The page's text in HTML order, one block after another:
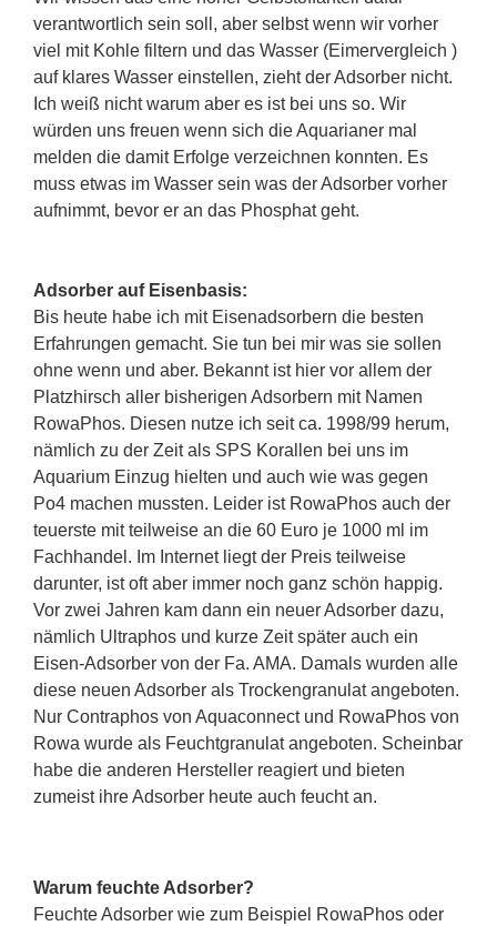
verantwortlich sein soll, aber selbst wenn wir vorher
viel mit Kohle filtern und das Wasser (Eimervergleich )
auf klares Wasser einstellen, zieht der Adsorber nicht.
Ich weiß nicht warum aber es ist bei uns so. Wir
würden uns freuen wenn sich die Aquarianer mal
melden die damit Erfolge verzeichnen konnten. Es
muss etwas im Wasser sein was der Adsorber vorher
aufnimmt, bevor er an das Phosphat geht.
Adsorber auf Eisenbasis:
Bis heute habe ich mit Eisenadsorbern die besten
Erfahrungen gemacht. Sie tun bei mir was sie sollen
ohne wenn und aber. Bekannt ist hier vor allem der
Platzhirsch aller bisherigen Adsorbern mit Namen
RowaPhos. Diesen nutze ich seit ca. 1998/99 herum,
nämlich zu der Zeit als SPS Korallen bei uns im
Aquarium Einzug hielten und auch wie was gegen
Po4 machen mussten. Leider ist RowaPhos auch der
teuerste mit teilweise an die 60 Euro je 1000 ml im
Fachhandel. Im Internet liegt der Preis teilweise
darunter, ist oft aber immer noch ganz schön happig.
Vor zwei Jahren kam dann ein neuer Adsorber dazu,
nämlich Ultraphos und kurze Zeit später auch ein
Eisen-Adsorber von der Fa. AMA. Damals wurden alle
diese neuen Adsorber als Trockengranulat angeboten.
Nur Contraphos von Aquaconnect und RowaPhos von
Rowa wurde als Feuchtgranulat angeboten. Scheinbar
habe die anderen Hersteller reagiert und bieten
zumeist ihre Adsorber heute auch feucht an.
Warum feuchte Adsorber?
Feuchte Adsorber wie zum Beispiel RowaPhos oder